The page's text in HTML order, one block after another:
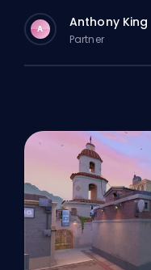
A Anthony King
Partner